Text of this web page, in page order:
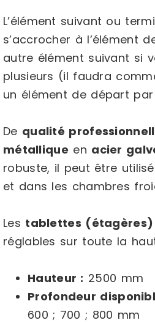
L’élément suivant ou
s’accrocher à l’élément
autre élément suivant si
plusieurs (il faudra
un élément de départ
De qualité
métallique en acier
robuste, il peut être
et dans les chambres
Les tablettes (étagères)
réglables sur toute la
Hauteur : 2500 mm
Profondeur
600 ; 700 ; 800 mm